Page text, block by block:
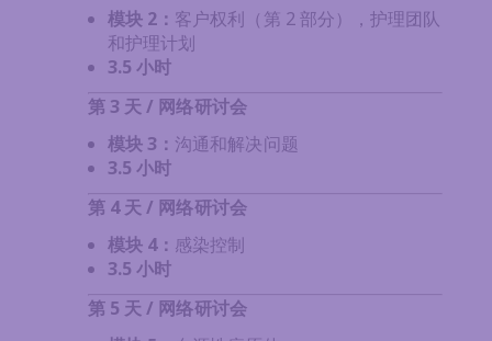
模块 2： 客户权利（第 2 部分），护理团队
和护理计划
3.5 小时
第 3 天 / 网络研讨会
模块 3 ： 沟通和解决问题
3.5 小时
第 4 天 / 网络研讨会
模块 4： 感染控制
3.5 小时
第 5 天 / 网络研讨会